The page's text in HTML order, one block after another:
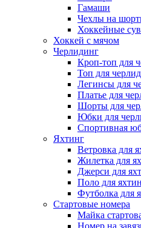
Гамаши
Чехлы на
Хоккейные
Хоккей с мячом
Черлидинг
Кроп-топ для
Топ для
Легинсы для
Платье для
Шорты для
Юбки для
Спортивная
Яхтинг
Ветровка для
Жилетка для
Джерси для
Поло для
Футболка для
Стартовые номера
Майка
Номер на